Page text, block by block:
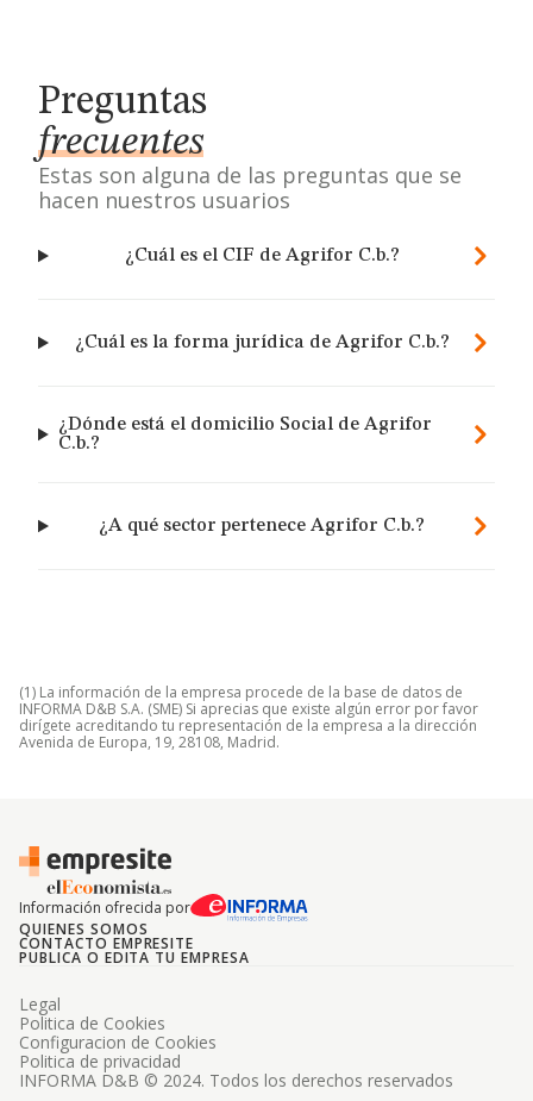
Preguntas
frecuentes
Estas son alguna de las preguntas que se
hacen nuestros usuarios
¿Cuál es el CIF de Agrifor C.b.?
¿Cuál es la forma jurídica de Agrifor C.b.?
¿Dónde está el domicilio Social de Agrifor
C.b.?
¿A qué sector pertenece Agrifor C.b.?
(1) La información de la empresa procede de la base de datos de
INFORMA D&B S.A. (SME) Si aprecias que existe algún error por favor
dirígete acreditando tu representación de la empresa a la dirección
Avenida de Europa, 19, 28108, Madrid.
Información ofrecida por
QUIENES SOMOS
CONTACTO EMPRESITE
PUBLICA O EDITA TU EMPRESA
INFORMA D&B © 2024. Todos los derechos reservados
Legal
Politica de Cookies
Configuracion de Cookies
Politica de privacidad